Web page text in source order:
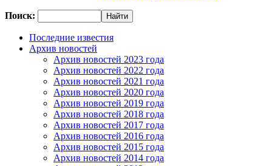
Поиск:
Последние известия
Архив новостей
Архив новостей 2023 года
Архив новостей 2022 года
Архив новостей 2021 года
Архив новостей 2020 года
Архив новостей 2019 года
Архив новостей 2018 года
Архив новостей 2017 года
Архив новостей 2016 года
Архив новостей 2015 года
Архив новостей 2014 года